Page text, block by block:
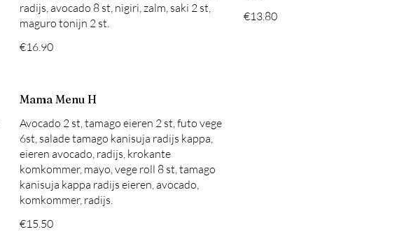
radijs, avocado 8 st, nigiri, zalm, saki 2 st,
maguro tonijn 2 st.
€16.90
€13.80
Mama Menu H
Avocado 2 st, tamago eieren 2 st, futo vege
6st, salade tamago kanisuja radijs kappa,
eieren avocado, radijs, krokante
komkommer, mayo, vege roll 8 st, tamago
kanisuja kappa radijs eieren, avocado,
komkommer, radijs.
€15.50